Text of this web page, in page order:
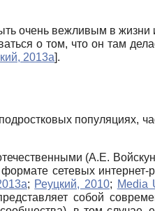
очень вежливым в жизни
о том, что он там
2013а].
популяциях,
(А.Е.
сетевых интернет-
; Реуцкий, 2010; Media
собой